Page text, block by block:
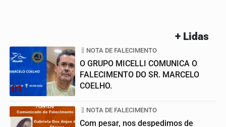
+ Lidas
01
NOTA DE FALECIMENTO
O GRUPO MICELLI COMUNICA O
FALECIMENTO DO SR. MARCELO
COELHO.
NOTA DE FALECIMENTO
Com pesar, nos despedimos de